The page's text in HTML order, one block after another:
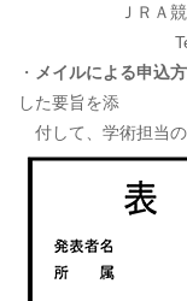
ＪＲＡ
Tel:028-
・ メイルによる申込
した要旨を添
付して、学術担当の